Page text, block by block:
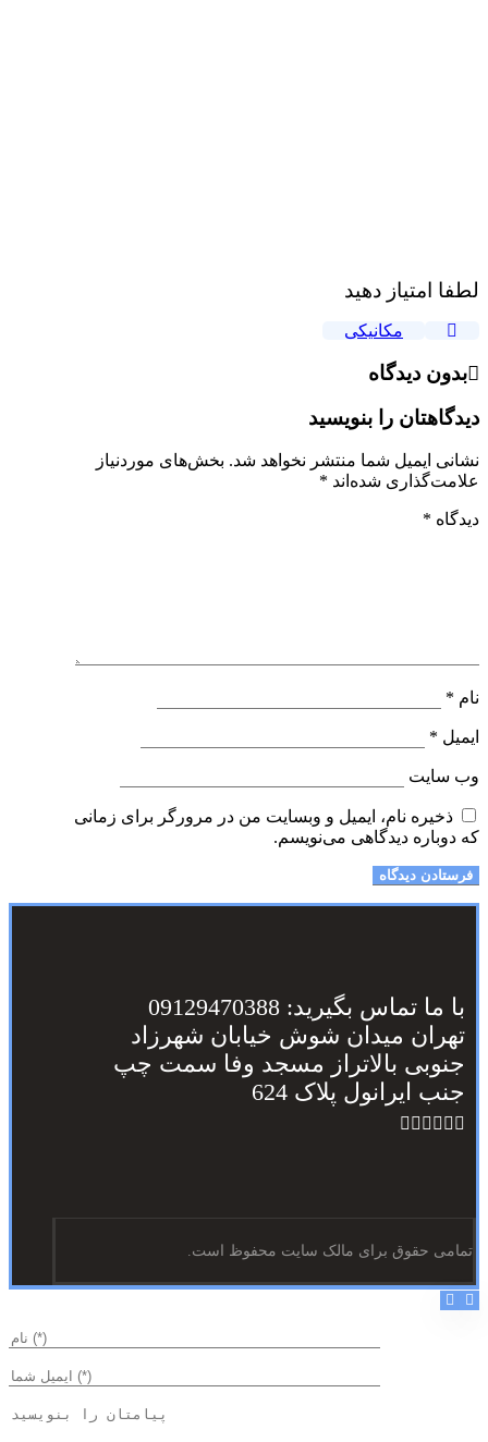
لطفا امتیاز دهید
مکانیکی
بدون دیدگاه
دیدگاهتان را بنویسید
نشانی ایمیل شما منتشر نخواهد شد. بخش‌های موردنیاز
علامت‌گذاری شده‌اند *
دیدگاه *
نام *
ایمیل *
وب‌ سایت
ذخیره نام، ایمیل و وبسایت من در مرورگر برای زمانی
که دوباره دیدگاهی می‌نویسم.
با ما تماس بگیرید: 09129470388
تهران میدان شوش خیابان شهرزاد
جنوبی بالاتراز مسجد وفا سمت چپ
جنب ایرانول پلاک 624
تمامی حقوق برای مالک سایت محفوظ است.